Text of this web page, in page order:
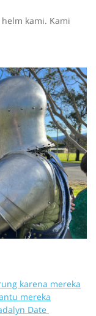
kami. Kami
karena mereka
mereka
Date